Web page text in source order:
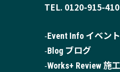
TEL. 0120-915-
Event Info イベン
Blog ブログ
Works+ Review 施